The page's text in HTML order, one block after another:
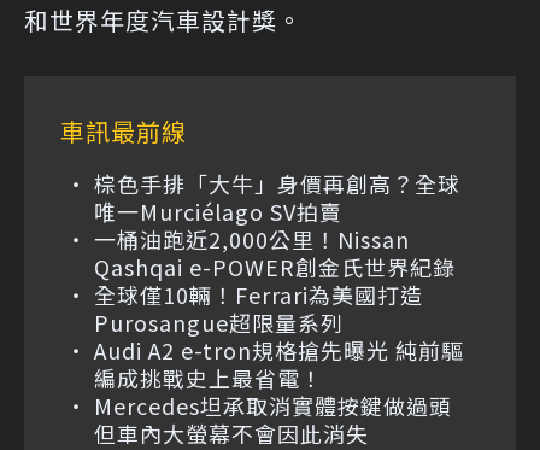
和世界年​​度汽車設計獎。
車訊最前線
棕色手排「大牛」身價再創高？全球
唯一Murciélago SV拍賣
一桶油跑近2,000公里！Nissan
Qashqai e-POWER創金氏世界紀錄
全球僅10輛！Ferrari為美國打造
Purosangue超限量系列
Audi A2 e-tron規格搶先曝光 純前驅
編成挑戰史上最省電！
Mercedes坦承取消實體按鍵做過頭
但車內大螢幕不會因此消失